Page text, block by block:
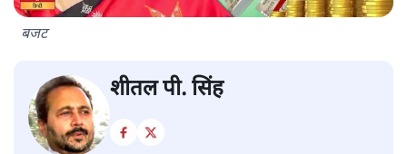
बजट
शीतल पी. सिंह